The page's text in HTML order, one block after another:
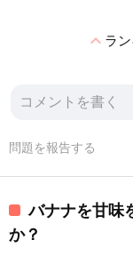
expand_lessラ
問題を報告する
バナナを甘味
か？